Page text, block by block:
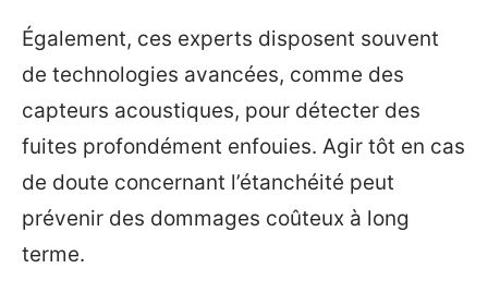
Également, ces experts disposent souvent
de technologies avancées, comme des
capteurs acoustiques, pour détecter des
fuites profondément enfouies. Agir tôt en cas
de doute concernant l’étanchéité peut
prévenir des dommages coûteux à long
terme.